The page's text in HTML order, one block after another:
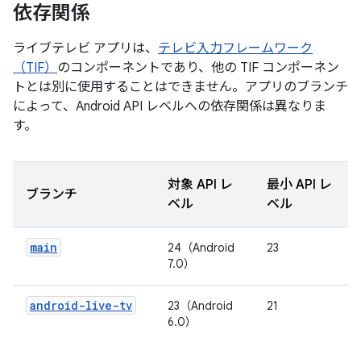
依存関係
ライブテレビ アプリは、 テレビ入力フレームワーク
（TIF） のコンポーネントであり、他の TIF コンポーネン
トとは別に使用することはできません。アプリのブランチ
によって、Android API レベルへの依存関係は異なりま
す。
ブランチ
対象 API レ
ベル
最小 API レ
ベル
main
24（Android
7.0）
23
android-live-tv
23（Android
6.0）
21